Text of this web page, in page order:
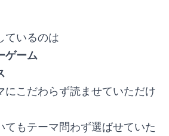
ているのは
ゲーム
にこだわらず読ませていただけ
てもテーマ問わず選ばせていた